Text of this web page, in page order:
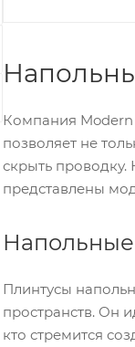
Компания Modern
позволяет не
скрыть проводку.
представлены
Напольные
Плинтусы
пространств. Он
кто стремится